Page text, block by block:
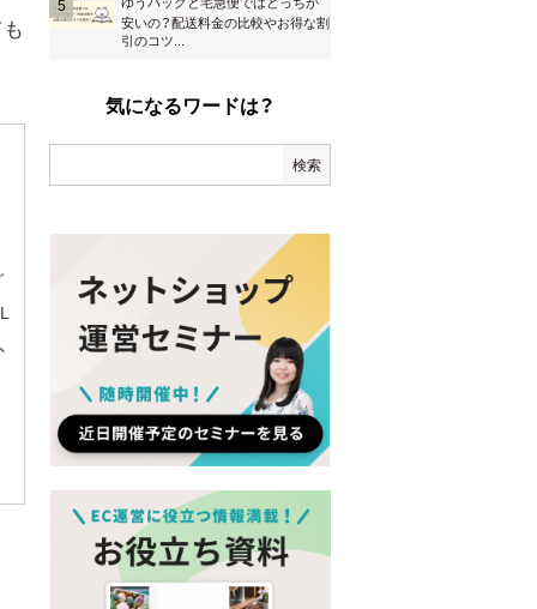
安いの？配送料金の比較やお得な割
引のコツ
気になるワードは？